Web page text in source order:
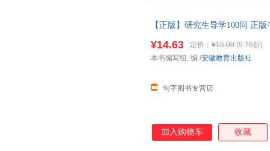
【正版】研究生导学100问 正
¥14.63 定价： ¥15.00 (9.76折)
句字图书专营店
本书编写组, 编 /安徽教育出版社
加入购物车 收藏